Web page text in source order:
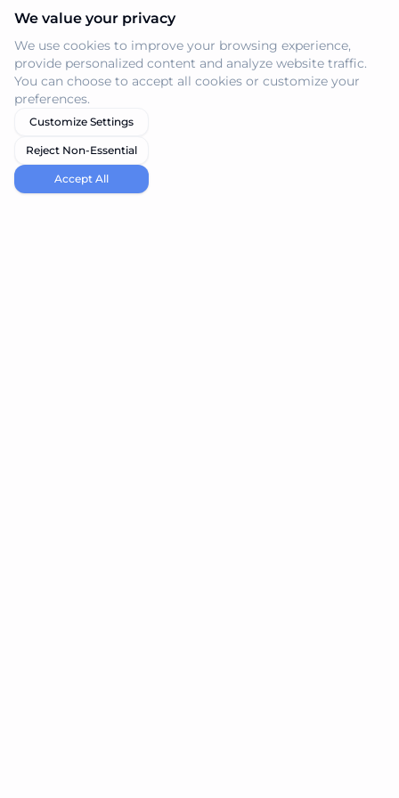
We value your privacy
We use cookies to improve your browsing experience,
provide personalized content and analyze website traffic.
You can choose to accept all cookies or customize your
preferences.
Customize Settings
Reject Non-Essential
Accept All